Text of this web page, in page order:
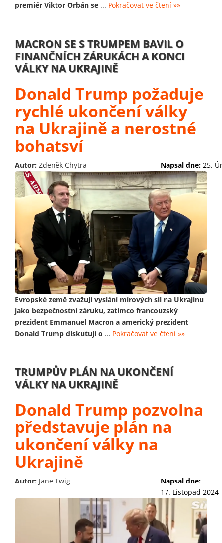
premiér Viktor Orbán se ... Pokračovat ve čtení »»
MACRON SE S TRUMPEM BAVIL O
FINANČNÍCH ZÁRUKÁCH A KONCI
VÁLKY NA UKRAJINĚ
Donald Trump požaduje
rychlé ukončení války
na Ukrajině a nerostné
bohatsví
Autor: Zdeněk Chytra Napsal dne: 25.
Evropské země zvažují vyslání mírových sil na Ukrajinu
jako bezpečnostní záruku, zatímco francouzský
prezident Emmanuel Macron a americký prezident
Donald Trump diskutují o ... Pokračovat ve čtení »»
TRUMPŮV PLÁN NA UKONČENÍ
VÁLKY NA UKRAJINĚ
Donald Trump pozvolna
představuje plán na
ukončení války na
Ukrajině
Autor: Jane Twig
Napsal dne:
17. Listopad 2024